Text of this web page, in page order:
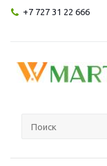
+7 727 31 22 666